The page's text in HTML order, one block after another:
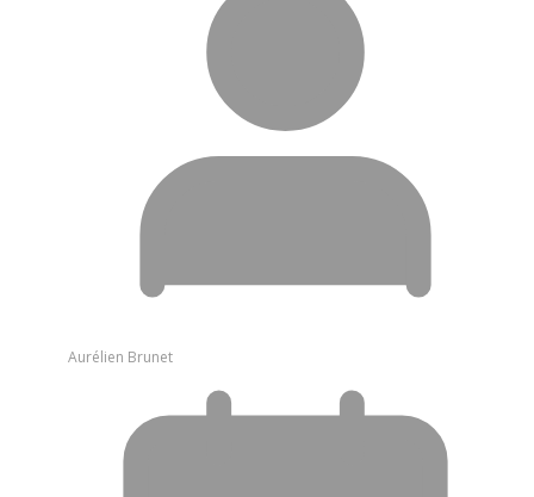
Aurélien Brunet